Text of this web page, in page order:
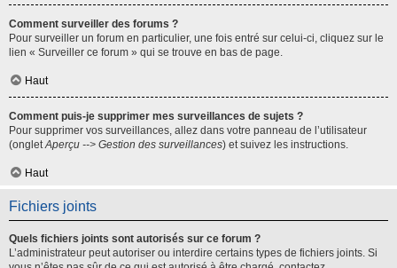
Comment surveiller des forums ?
Pour surveiller un forum en particulier, une fois entré sur celui-ci, cliquez sur le
lien « Surveiller ce forum » qui se trouve en bas de page.
Haut
Comment puis-je supprimer mes surveillances de sujets ?
Pour supprimer vos surveillances, allez dans votre panneau de l’utilisateur
(ongletAperçu --> Gestion des surveillances) et suivez les instructions.
Haut
Fichiers joints
Quels fichiers joints sont autorisés sur ce forum ?
L’administrateur peut autoriser ou interdire certains types de fichiers joints. Si